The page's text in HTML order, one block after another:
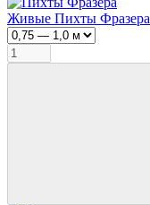
Живые Пихты Фразера